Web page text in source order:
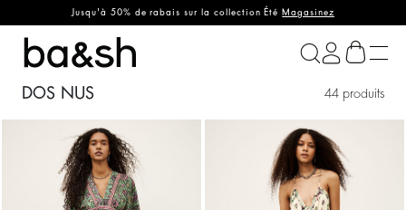
Jusqu'à 50% de rabais sur la collection Été Magasinez
ba&sh
DOS NUS 44 produits